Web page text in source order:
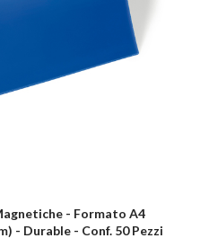
- Formato A4
- Durable - Conf. 50 Pezzi